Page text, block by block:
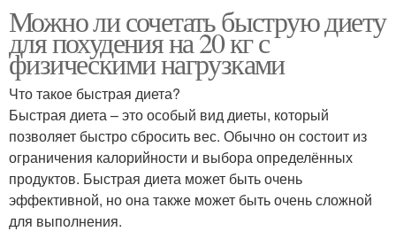
Можно ли сочетать быструю диету
для похудения на 20 кг с
физическими нагрузками
Что такое быстрая диета?
Быстрая диета – это особый вид диеты, который
позволяет быстро сбросить вес. Обычно он состоит из
ограничения калорийности и выбора определённых
продуктов. Быстрая диета может быть очень
эффективной, но она также может быть очень сложной
для выполнения.